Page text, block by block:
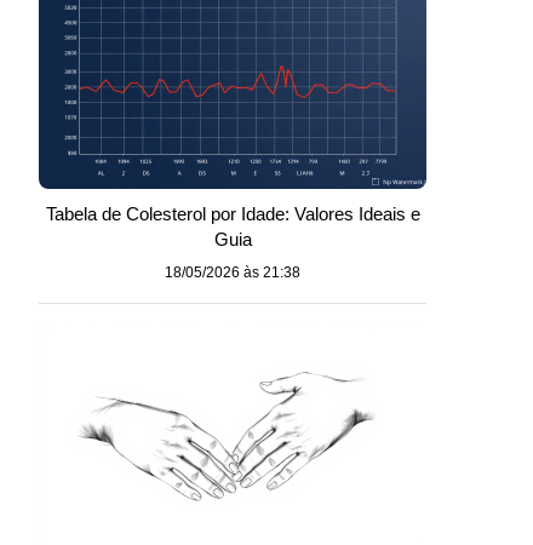
Tabela de Colesterol por Idade: Valores Ideais e
Guia
18/05/2026 às 21:38